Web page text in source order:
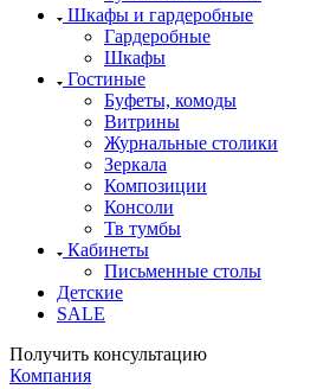
Шкафы и гардеробные
Гардеробные
Шкафы
Гостиные
Буфеты, комоды
Витрины
Журнальные столики
Зеркала
Композиции
Консоли
Тв тумбы
Кабинеты
Письменные столы
Детские
SALE
Получить консультацию
Компания